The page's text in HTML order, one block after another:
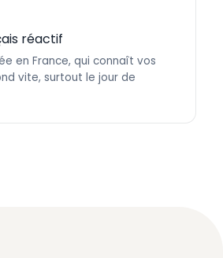
réactif
en France, qui connaît vos
vite, surtout le jour de